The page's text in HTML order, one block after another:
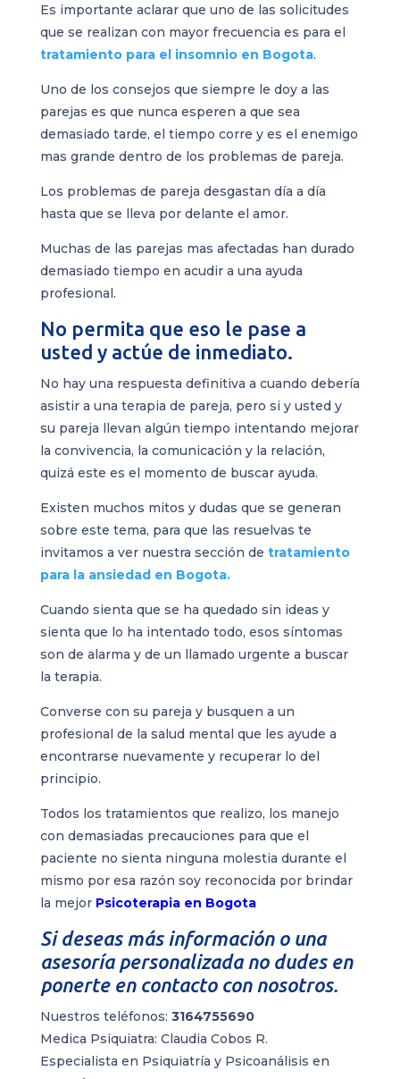
Es importante aclarar que uno de las solicitudes
que se realizan con mayor frecuencia es para el
tratamiento para el insomnio en Bogota.
Uno de los consejos que siempre le doy a las
parejas es que nunca esperen a que sea
demasiado tarde, el tiempo corre y es el enemigo
mas grande dentro de los problemas de pareja.
Los problemas de pareja desgastan día a día
hasta que se lleva por delante el amor.
Muchas de las parejas mas afectadas han durado
demasiado tiempo en acudir a una ayuda
profesional.
No permita que eso le pase a
usted y actúe de inmediato.
No hay una respuesta definitiva a cuando debería
asistir a una terapia de pareja, pero si y usted y
su pareja llevan algún tiempo intentando mejorar
la convivencia, la comunicación y la relación,
quizá este es el momento de buscar ayuda.
Existen muchos mitos y dudas que se generan
sobre este tema, para que las resuelvas te
invitamos a ver nuestra sección de tratamiento
para la ansiedad en Bogota.
Cuando sienta que se ha quedado sin ideas y
sienta que lo ha intentado todo, esos síntomas
son de alarma y de un llamado urgente a buscar
la terapia.
Converse con su pareja y busquen a un
profesional de la salud mental que les ayude a
encontrarse nuevamente y recuperar lo del
principio.
Todos los tratamientos que realizo, los manejo
con demasiadas precauciones para que el
paciente no sienta ninguna molestia durante el
mismo por esa razón soy reconocida por brindar
la mejor Psicoterapia en Bogota
Si deseas más información o una
asesoría personalizada no dudes en
ponerte en contacto con nosotros.
Nuestros teléfonos: 3164755690
Medica Psiquiatra: Claudia Cobos R.
Especialista en Psiquiatría y Psicoanálisis en